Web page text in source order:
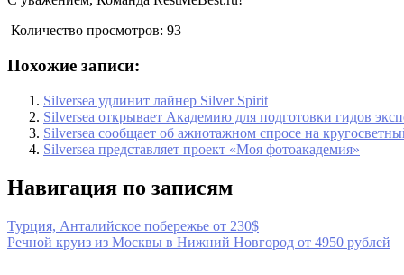
Количество просмотров: 93
Похожие записи:
Silversea удлинит лайнер Silver Spirit
Silversea открывает Академию для подготовки гидов
Silversea сообщает об ажиотажном спросе на
Silversea представляет проект «Моя фотоакадемия»
Навигация по записям
Турция, Анталийское побережье от 230$
Речной круиз из Москвы в Нижний Новгород от 4950 рублей